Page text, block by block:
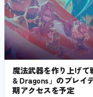
魔法武器を作り上げて
& Dragons」のプレイ
期アクセスを予定